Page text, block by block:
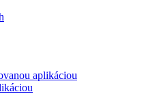
aplikáciou